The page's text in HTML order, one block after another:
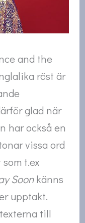
and the
röst är
glad när
har också en
vissa ord
t.ex
Soonkänns
upptakt.
till